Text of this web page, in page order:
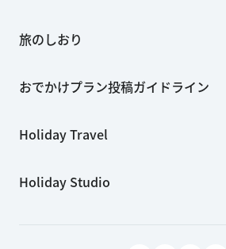
旅のしおり
おでかけプラン投稿ガイドライン
Holiday Travel
Holiday Studio